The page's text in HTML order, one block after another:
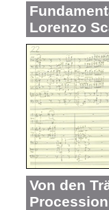
Lorenzo
Von den